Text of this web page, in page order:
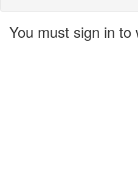
You must sign in